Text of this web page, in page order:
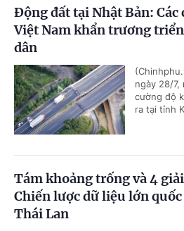
Động đất tại Nhật Bản: Các
Việt Nam khẩn trương
dân
ngày 28/
cường độ
ra tại tỉnh
Tám khoảng trống và 4
Chiến lược dữ liệu lớn
Thái Lan